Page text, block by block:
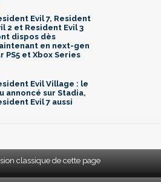
Evil 7, Resident
2 et Resident Evil 3
dispos dès
en next-gen
PS5 et Xbox Series
Evil Village : le
annoncé sur Stadia,
Evil 7 aussi
classique de cette page